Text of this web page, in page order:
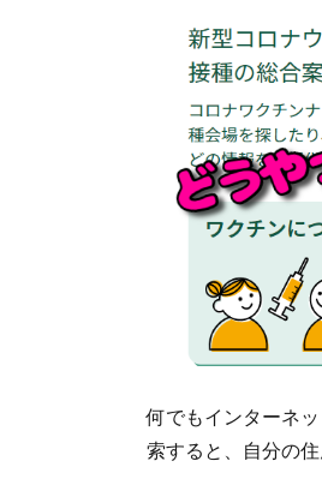
何でもインターネ
索すると、自分の